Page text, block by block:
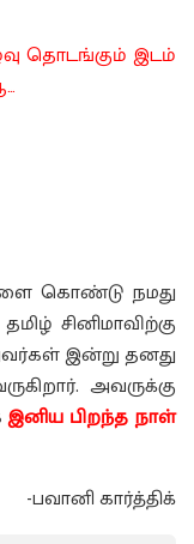
தொடங்கும் இடம்
கொண்டு நமது
சினிமாவிற்கு
இன்று தனது
அவருக்கு
இனிய பிறந்த நாள்
-பவானி கார்த்திக்